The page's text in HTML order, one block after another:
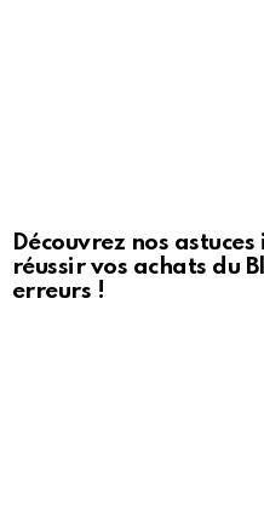
Découvrez nos
réussir vos achats du
erreurs !